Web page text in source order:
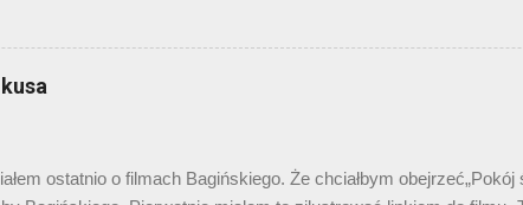
płynów odkażających próbował wybrać właściwy lek. -
sanitariusz szczodrze wydzielił trzy białe krążki pyralginy, a
się pod szafę). Przyjął, a potem w chwili nieuwagi wyrzucił je za
nie dyskutuje. Pijany wytrzeźwieje. A „mądry inaczej”... No cóż.
na trzeźwo publi...
ostatnio o filmach Bagińskiego. Że chciałbym obejrzeć„Pokój